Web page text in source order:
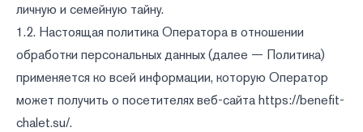
личную и семейную тайну.
1.2. Настоящая политика Оператора в отношении
обработки персональных данных (далее — Политика)
применяется ко всей информации, которую Оператор
может получить о посетителях веб-сайтаhttps://benefit-
chalet.su/.